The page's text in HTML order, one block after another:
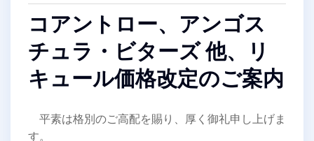
コアントロー、アンゴス
チュラ・ビターズ 他、リ
キュール価格改定のご案内
平素は格別のご高配を賜り、厚く御礼申し上げま
す。